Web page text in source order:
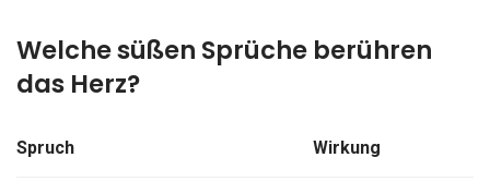
Welche süßen Sprüche berühren
das Herz?
Spruch Wirkung